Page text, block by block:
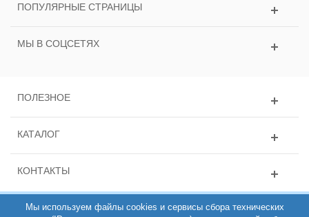
ПОПУЛЯРНЫЕ СТРАНИЦЫ
МЫ В СОЦСЕТЯХ
ПОЛЕЗНОЕ
КАТАЛОГ
КОНТАКТЫ
Мы используем файлы cookies и сервисы сбора технических